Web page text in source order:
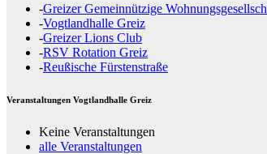
-Greizer Gemeinnützige
-Vogtlandhalle Greiz
-Greizer Lions Club
-RSV Rotation Greiz
-Reußische Fürstenstraße
Veranstaltungen Vogtlandhalle Greiz
Keine Veranstaltungen
alle Veranstaltungen